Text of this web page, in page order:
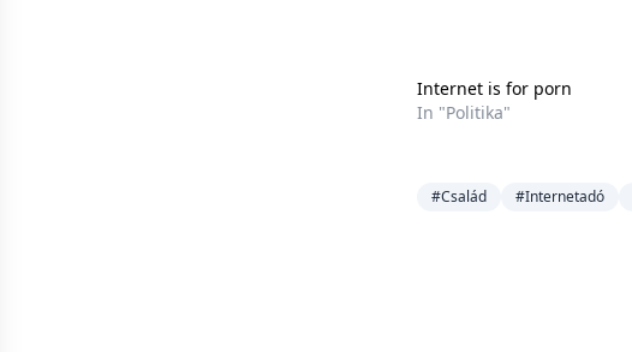
Internet is for porn
In "Politika"
#Család #Internetadó